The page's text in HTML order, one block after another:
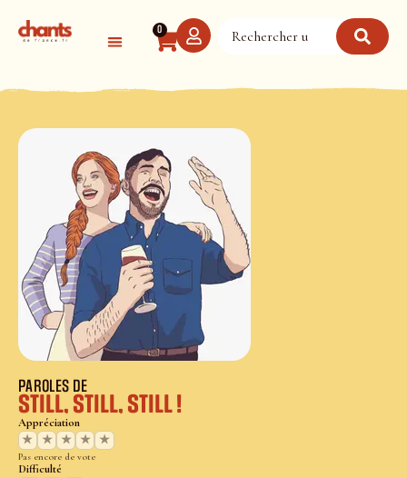
0
PAROLES DE
Still, Still, Still !
Appréciation
★
★ ★ ★ ★
Pas encore de vote
Difficulté